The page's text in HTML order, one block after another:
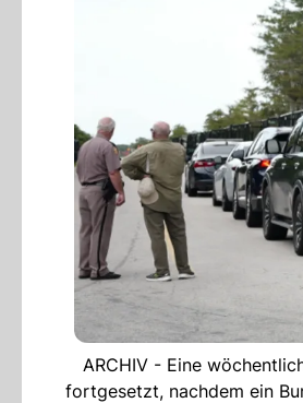
ARCHIV - Eine
fortgesetzt, nachdem ein